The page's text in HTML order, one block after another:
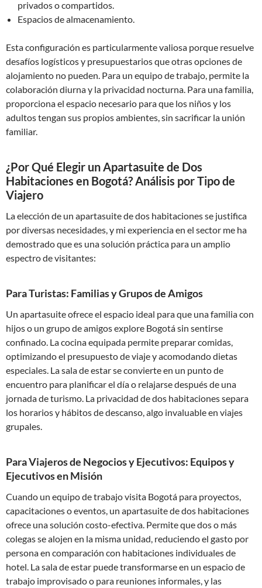
privados o compartidos.
Espacios de almacenamiento.
Esta configuración es particularmente valiosa porque resuelve
desafíos logísticos y presupuestarios que otras opciones de
alojamiento no pueden. Para un equipo de trabajo, permite la
colaboración diurna y la privacidad nocturna. Para una familia,
proporciona el espacio necesario para que los niños y los
adultos tengan sus propios ambientes, sin sacrificar la unión
familiar.
¿Por Qué Elegir un Apartasuite de Dos
Habitaciones en Bogotá? Análisis por Tipo de
Viajero
La elección de un apartasuite de dos habitaciones se justifica
por diversas necesidades, y mi experiencia en el sector me ha
demostrado que es una solución práctica para un amplio
espectro de visitantes:
Para Turistas: Familias y Grupos de Amigos
Un apartasuite ofrece el espacio ideal para que una familia con
hijos o un grupo de amigos explore Bogotá sin sentirse
confinado. La cocina equipada permite preparar comidas,
optimizando el presupuesto de viaje y acomodando dietas
especiales. La sala de estar se convierte en un punto de
encuentro para planificar el día o relajarse después de una
jornada de turismo. La privacidad de dos habitaciones separa
los horarios y hábitos de descanso, algo invaluable en viajes
grupales.
Para Viajeros de Negocios y Ejecutivos: Equipos y
Ejecutivos en Misión
Cuando un equipo de trabajo visita Bogotá para proyectos,
capacitaciones o eventos, un apartasuite de dos habitaciones
ofrece una solución costo-efectiva. Permite que dos o más
colegas se alojen en la misma unidad, reduciendo el gasto por
persona en comparación con habitaciones individuales de
hotel. La sala de estar puede transformarse en un espacio de
trabajo improvisado o para reuniones informales, y las